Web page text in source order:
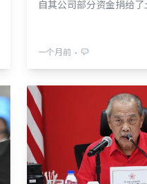
自其公司部分资金捐给了
一个月前 ⋅